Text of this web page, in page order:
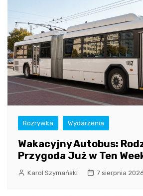
Rozrywka Wydarzenia
Wakacyjny Autobus:
Przygoda Już w Ten
Karol Szymański 7 sierpnia